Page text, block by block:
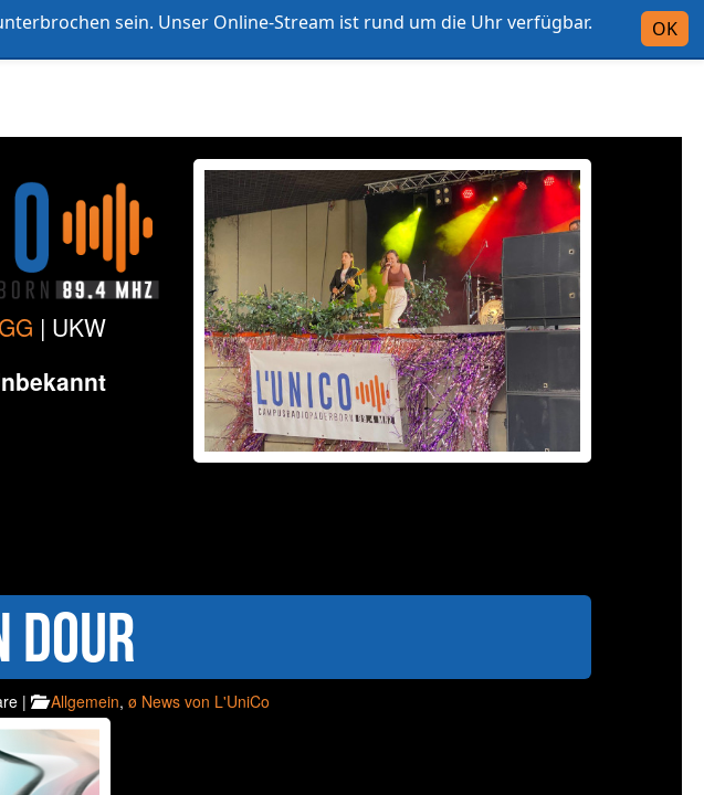
sein. Unser Online-Stream ist rund um die Uhr verfügbar. OK
Impressum Intern
| UKW
Dour
| Allgemein, ø News von L'UniCo